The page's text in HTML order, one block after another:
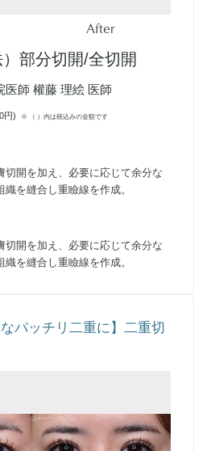
After
部分切開/全切開
医師 權藤 理絵 医師
円) ※ （ ）内は税込みの金額です
切開を加え、必要に応じて余分な
を縫合し重瞼線を作成。
切開を加え、必要に応じて余分な
を縫合し重瞼線を作成。
なパッチリ二重に】二重切